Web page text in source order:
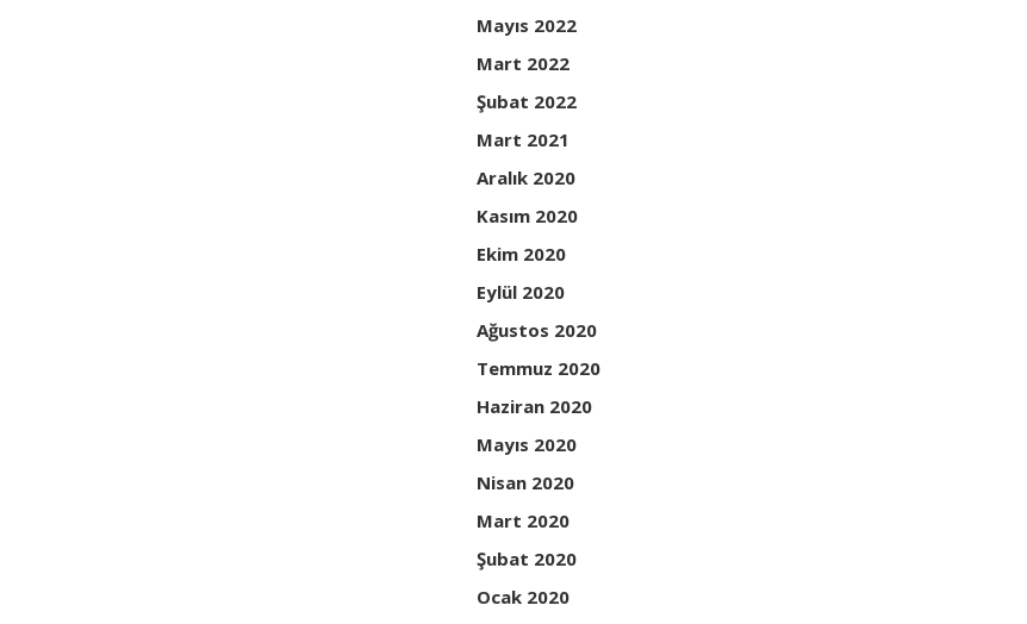
Mayıs 2022
Mart 2022
Şubat 2022
Mart 2021
Aralık 2020
Kasım 2020
Ekim 2020
Eylül 2020
Ağustos 2020
Temmuz 2020
Haziran 2020
Mayıs 2020
Nisan 2020
Mart 2020
Şubat 2020
Ocak 2020